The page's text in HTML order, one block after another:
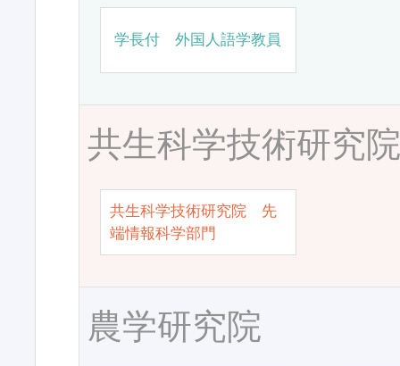
学長付 外国人語学教員
共生科学技術研究
共生科学技術研究院 先
端情報科学部門
農学研究院